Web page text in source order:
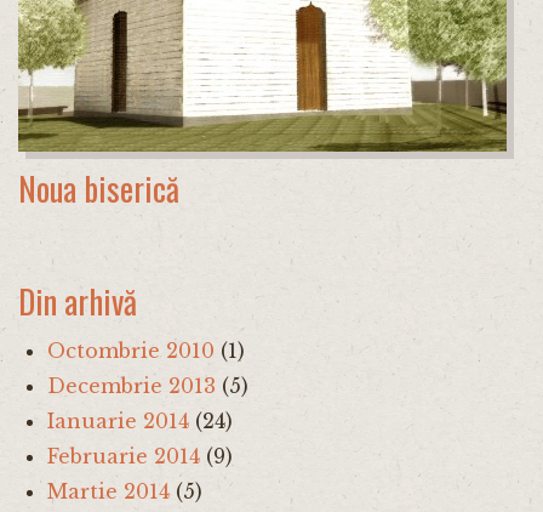
Noua biserică
Din arhivă
Octombrie 2010 (1)
Decembrie 2013 (5)
Ianuarie 2014 (24)
Februarie 2014 (9)
Martie 2014 (5)